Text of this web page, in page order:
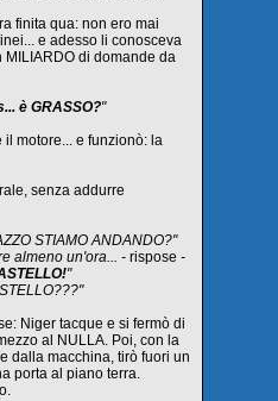
finita qua: non ero mai
e adesso li conosceva
MILIARDO di domande da
è GRASSO?"
motore... e funzionò: la
senza addurre
STIAMO ANDANDO?"
almeno un'ora... - rispose -
"
Niger tacque e si fermò di
al NULLA. Poi, con la
dalla macchina, tirò fuori un
porta al piano terra.